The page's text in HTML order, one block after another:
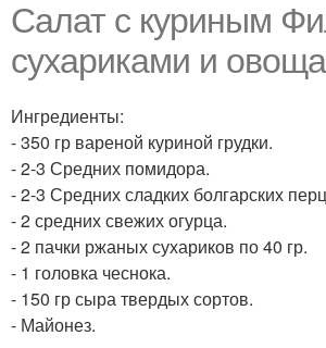
Салат с куриным
сухариками и
Ингредиенты:
- 350 гр вареной куриной грудки.
- 2-3 Средних помидора.
- 2-3 Средних сладких болгарских
- 2 средних свежих огурца.
- 2 пачки ржаных сухариков по 40 гр.
- 1 головка чеснока.
- 150 гр сыра твердых сортов.
- Майонез.